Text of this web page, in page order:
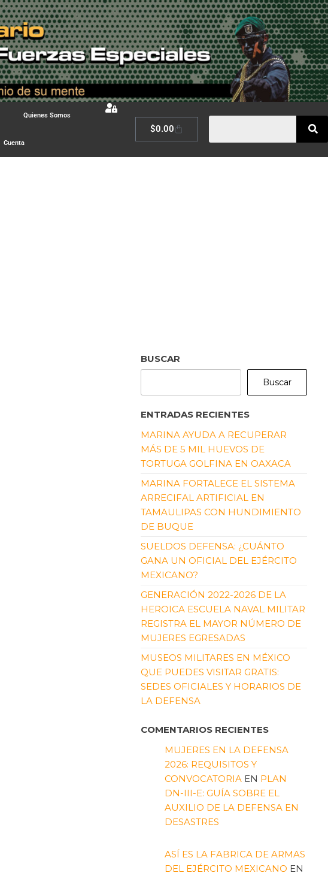
Quienes Somos
Cuenta
$0.00
BUSCAR
Buscar
ENTRADAS RECIENTES
MARINA AYUDA A RECUPERAR
MÁS DE 5 MIL HUEVOS DE
TORTUGA GOLFINA EN OAXACA
MARINA FORTALECE EL SISTEMA
ARRECIFAL ARTIFICIAL EN
TAMAULIPAS CON HUNDIMIENTO
DE BUQUE
SUELDOS DEFENSA: ¿CUÁNTO
GANA UN OFICIAL DEL EJÉRCITO
MEXICANO?
GENERACIÓN 2022-2026 DE LA
HEROICA ESCUELA NAVAL MILITAR
REGISTRA EL MAYOR NÚMERO DE
MUJERES EGRESADAS
MUSEOS MILITARES EN MÉXICO
QUE PUEDES VISITAR GRATIS:
SEDES OFICIALES Y HORARIOS DE
LA DEFENSA
COMENTARIOS RECIENTES
MUJERES EN LA DEFENSA
2026: REQUISITOS Y
CONVOCATORIA EN PLAN
DN-III-E: GUÍA SOBRE EL
AUXILIO DE LA DEFENSA EN
DESASTRES
ASÍ ES LA FABRICA DE ARMAS
DEL EJÉRCITO MEXICANO EN